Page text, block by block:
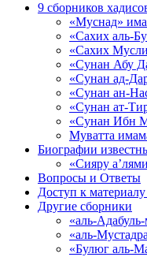
9 сборников
«Муснад»
«Сахих аль-
«Сахих
«Сунан Абу
«Сунан ад-
«Сунан ан-
«Сунан ат-
«Сунан Ибн
Муватта
Биографии
«Сияру
Вопросы и Ответы
Доступ к
Другие сборники
«аль-
«аль-
«Булюг аль-